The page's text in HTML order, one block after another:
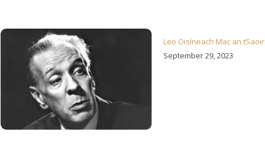
An Fear Faire Leo Oisíneach Mac an tSaoir
September 29, 2023